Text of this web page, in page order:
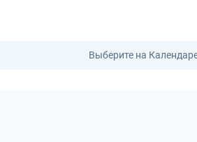
Выберите на